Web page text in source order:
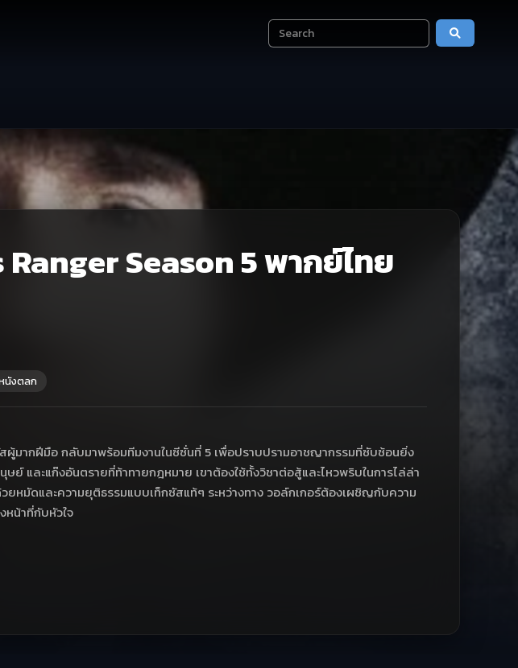
Ranger Season 5 พากย์ไทย
นังตลก
ผู้มากฝีมือ กลับมาพร้อมทีมงานในซีซั่นที่ 5 เพื่อปราบปรามอาชญากรรมที่ซับซ้อนยิ่ง
ย์ และแก๊งอันตรายที่ท้าทายกฎหมาย เขาต้องใช้ทั้งวิชาต่อสู้และไหวพริบในการไล่ล่า
หมัดและความยุติธรรมแบบเท็กซัสแท้ๆ ระหว่างทาง วอล์กเกอร์ต้องเผชิญกับความ
หน้าที่กับหัวใจ